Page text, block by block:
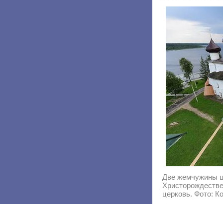
Две жемчужины
церковь. Фото: